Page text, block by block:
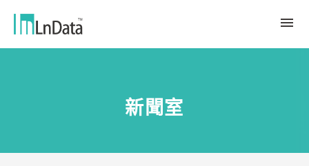
Ln{CARBON}
新聞室